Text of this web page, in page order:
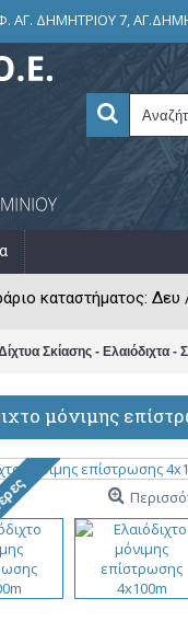
ΑΓ. ΔΗΜΗΤΡΙΟΥ 7,
καταστήματος:
Σκίασης - Ελαιόδιχτα -
μόνιμης